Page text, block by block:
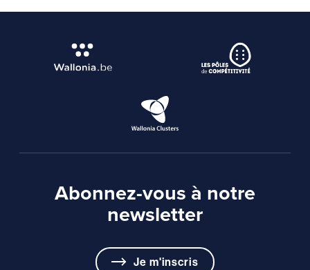
Abonnez-vous à notre
newsletter
Je m'inscris